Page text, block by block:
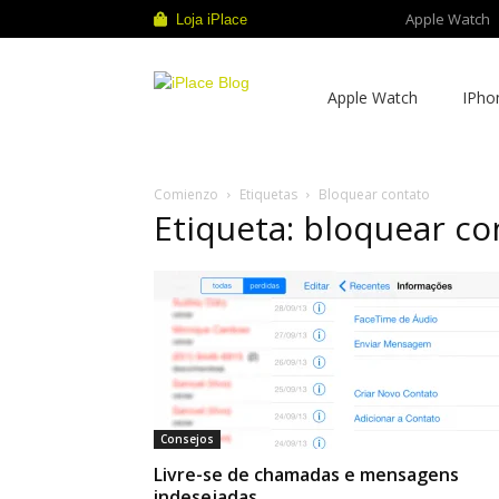
Loja iPlace Apple Watch
Apple Watch
Comienzo Etiquetas Bloquear contato
Etiqueta: bloquear
Consejos
Livre-se de chamadas e mensagens